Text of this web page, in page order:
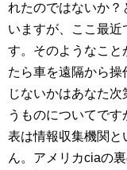
れたのではないか？
いますが、ここ最近
す。そのようなこと
たら車を遠隔から
じないかはあなた
うものについてで
表は情報収集機関と
ん。アメリカciaの